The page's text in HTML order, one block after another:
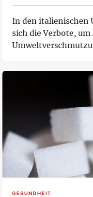
In den italienischen
sich die Verbote,
GESUNDHEIT